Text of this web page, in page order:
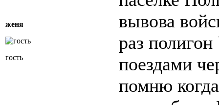
женя
гость
вывова
раз
поездами
помню